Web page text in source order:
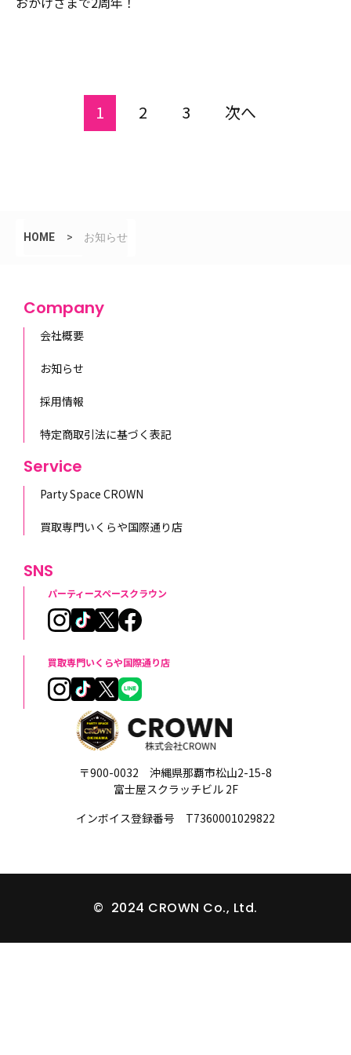
1 2 3 次へ
HOME > お知らせ
〒900-0032 沖縄県那覇市松山2-15-8
富士屋スクラッチビル 2F
インボイス登録番号 T7360001029822
Company
会社概要
お知らせ
採用情報
特定商取引法に基づく表記
Service
Party Space CROWN
買取専門いくらや国際通り店
SNS
パーティースペースクラウン
買取専門いくらや国際通り店
© 2024 CROWN Co., Ltd.